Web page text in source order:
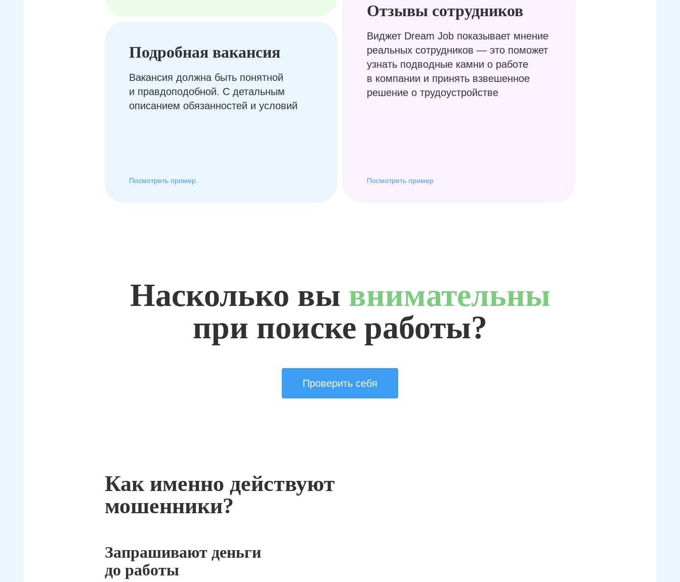
Подробная вакансия
Вакансия должна быть понятной
и правдоподобной. С детальным
описанием обязанностей и условий
Посмотреть пример
Отзывы сотрудников
Виджет Dream Job показывает мнение
реальных сотрудников — это поможет
узнать подводные камни о работе
в компании и принять взвешенное
решение о трудоустройстве
Посмотреть пример
Насколько вы внимательны
при поиске работы?
Проверить себя
Как именно действуют
мошенники?
Запрашивают деньги
до работы